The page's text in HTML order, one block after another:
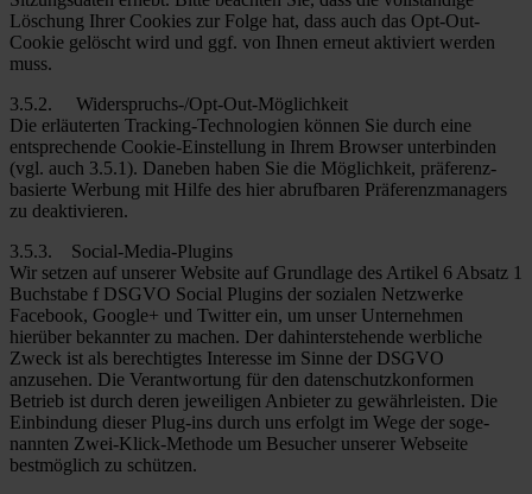
Löschung Ihrer Cookies zur Folge hat, dass auch das Opt-Out-
Cookie gelöscht wird und ggf. von Ihnen erneut aktiviert werden
muss.
3.5.2. Widerspruchs-/Opt-Out-Möglichkeit
Die erläuterten Tracking-Technologien können Sie durch eine
entsprechende Cookie-Einstellung in Ihrem Browser unterbinden
(vgl. auch 3.5.1). Daneben haben Sie die Möglichkeit, präferenz-
basierte Werbung mit Hilfe des hier abrufbaren Präferenzmanagers
zu deaktivieren.
3.5.3. Social-Media-Plugins
Wir setzen auf unserer Website auf Grundlage des Artikel 6 Absatz 1
Buchstabe f DSGVO Social Plugins der sozialen Netzwerke
Facebook, Google+ und Twitter ein, um unser Unternehmen
hierüber bekannter zu machen. Der dahinterstehende werbliche
Zweck ist als berechtigtes Interesse im Sinne der DSGVO
anzusehen. Die Verantwortung für den datenschutzkonformen
Betrieb ist durch deren jeweiligen Anbieter zu gewährleisten. Die
Einbindung dieser Plug-ins durch uns erfolgt im Wege der soge-
nannten Zwei-Klick-Methode um Besucher unserer Webseite
bestmöglich zu schützen.